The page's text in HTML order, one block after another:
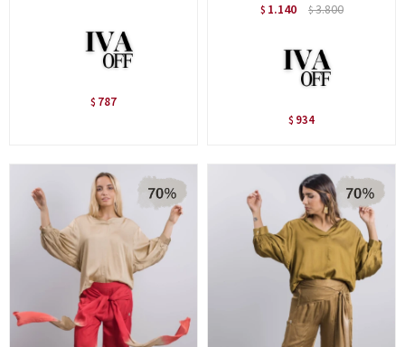
$ 787
$ 1.140 $3.800
$ 934